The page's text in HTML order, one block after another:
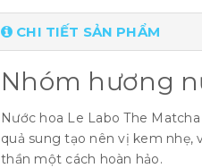
CHI TIẾT SẢN PHẨM
Nhóm hương
Nước hoa Le Labo The
quả sung tạo nên vị kem nhẹ,
thần một cách hoàn hảo.